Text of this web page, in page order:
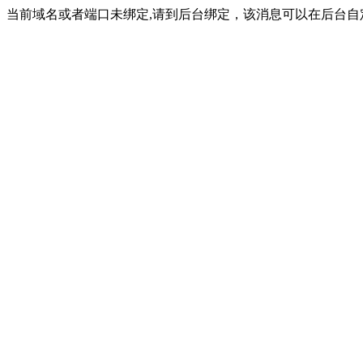
当前域名或者端口未绑定,请到后台绑定，该消息可以在后台自